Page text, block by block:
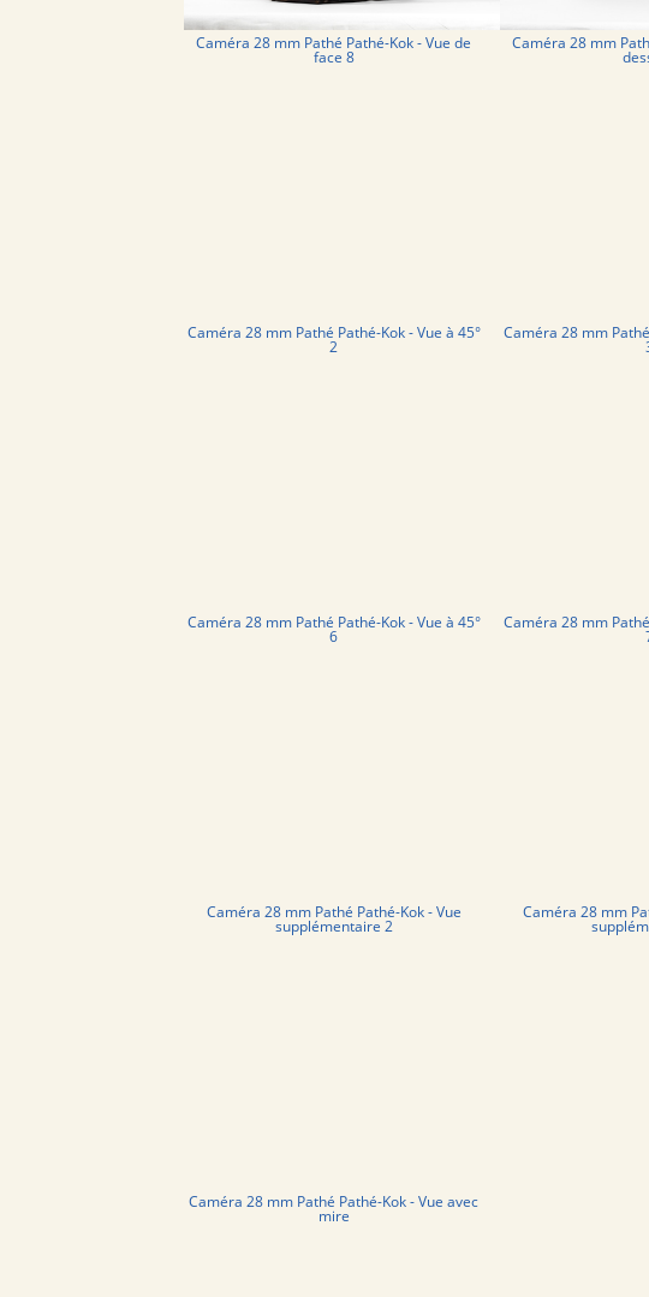
Caméra 28 mm Pathé Pathé-Kok - Vue de
face 8
Caméra 28 mm
Caméra 28 mm Pathé Pathé-Kok - Vue à 45°
2
Caméra 28 mm
Caméra 28 mm Pathé Pathé-Kok - Vue à 45°
6
Caméra 28 mm
Caméra 28 mm Pathé Pathé-Kok - Vue
supplémentaire 2
Caméra 28 mm
Caméra 28 mm Pathé Pathé-Kok - Vue avec
mire